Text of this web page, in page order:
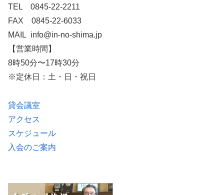
TEL 0845-22-2211
FAX 0845-22-6033
MAIL info@in-no-shima.jp
【営業時間】
8時50分〜17時30分
※定休日：土・日・祝日
貸会議室
アクセス
スケジュール
入会のご案内